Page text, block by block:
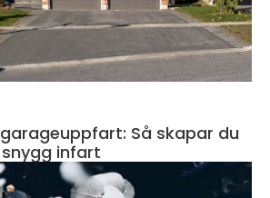
Så skapar du
infart